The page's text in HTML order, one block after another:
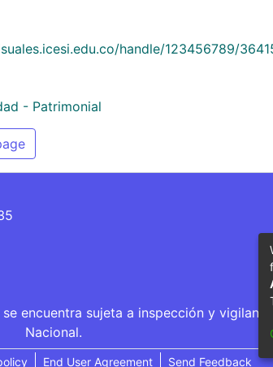
handle/123456789/
- Patrimonial
encuentra sujeta a inspección y
Nacional.
End User Agreement Send Feedback